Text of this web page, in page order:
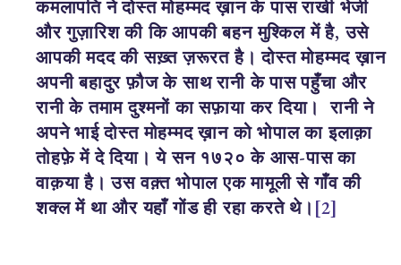
कमलापति ने दोस्त मोहम्मद ख़ान के पास राखी भेजी
और गुज़ारिश की कि आपकी बहन मुश्किल में है, उसे
आपकी मदद की सख़्त ज़रूरत है। दोस्त मोहम्मद ख़ान
अपनी बहादुर फ़ौज के साथ रानी के पास पहुँचा और
रानी के तमाम दुश्मनों का सफ़ाया कर दिया। रानी ने
अपने भाई दोस्त मोहम्मद ख़ान को भोपाल का इलाक़ा
तोहफ़े में दे दिया। ये सन १७२० के आस-पास का
वाक़या है। उस वक़्त भोपाल एक मामूली से गाँव की
शक्ल में था और यहाँ गोंड ही रहा करते थे। [2]